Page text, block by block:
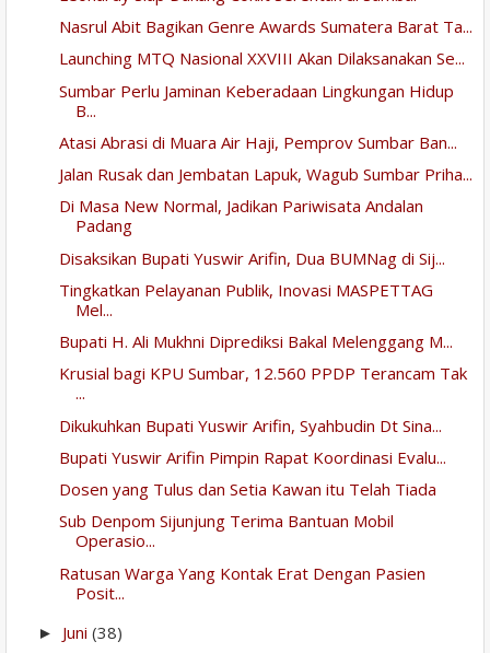
Nasrul Abit Bagikan Genre Awards Sumatera Barat Ta...
Launching MTQ Nasional XXVIII Akan Dilaksanakan Se...
Sumbar Perlu Jaminan Keberadaan Lingkungan Hidup
B...
Atasi Abrasi di Muara Air Haji, Pemprov Sumbar Ban...
Jalan Rusak dan Jembatan Lapuk, Wagub Sumbar Priha...
Di Masa New Normal, Jadikan Pariwisata Andalan
Padang
Disaksikan Bupati Yuswir Arifin, Dua BUMNag di Sij...
Tingkatkan Pelayanan Publik, Inovasi MASPETTAG
Mel...
Bupati H. Ali Mukhni Diprediksi Bakal Melenggang M...
Krusial bagi KPU Sumbar, 12.560 PPDP Terancam Tak
...
Dikukuhkan Bupati Yuswir Arifin, Syahbudin Dt Sina...
Bupati Yuswir Arifin Pimpin Rapat Koordinasi Evalu...
Dosen yang Tulus dan Setia Kawan itu Telah Tiada
Sub Denpom Sijunjung Terima Bantuan Mobil
Operasio...
Ratusan Warga Yang Kontak Erat Dengan Pasien
Posit...
► Juni (38)